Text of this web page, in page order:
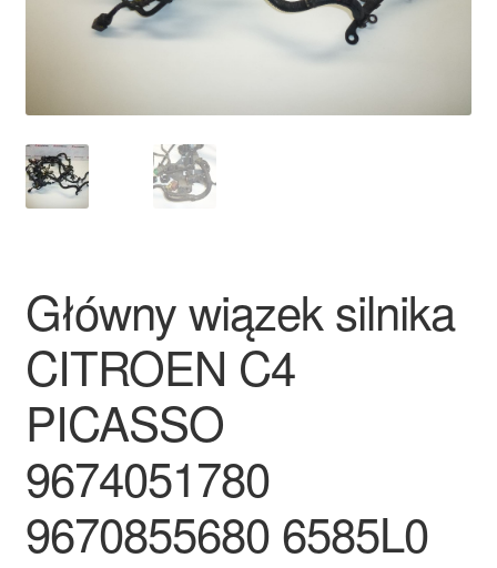
Polityka prywatności
Skarga
Zasady i warunki
Główny wiązek silnika
CITROEN C4
PICASSO
9674051780
9670855680 6585L0